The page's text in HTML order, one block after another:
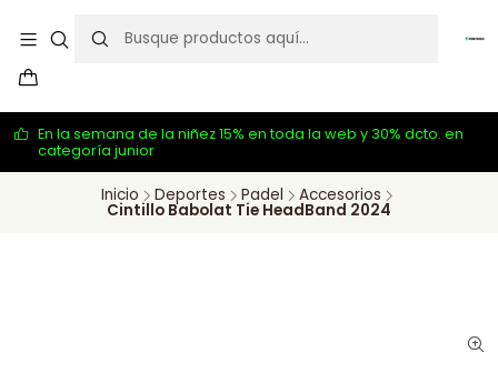
En la semana de la niñez 15% en toda la web y 30% dcto. en
categoría junior
Inicio Deportes Padel Accesorios
Cintillo Babolat Tie HeadBand 2024